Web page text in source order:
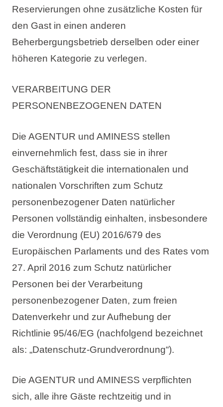
Reservierungen ohne zusätzliche Kosten für
den Gast in einen anderen
Beherbergungsbetrieb derselben oder einer
höheren Kategorie zu verlegen.
VERARBEITUNG DER
PERSONENBEZOGENEN DATEN
Die AGENTUR und AMINESS stellen
einvernehmlich fest, dass sie in ihrer
Geschäftstätigkeit die internationalen und
nationalen Vorschriften zum Schutz
personenbezogener Daten natürlicher
Personen vollständig einhalten, insbesondere
die Verordnung (EU) 2016/679 des
Europäischen Parlaments und des Rates vom
27. April 2016 zum Schutz natürlicher
Personen bei der Verarbeitung
personenbezogener Daten, zum freien
Datenverkehr und zur Aufhebung der
Richtlinie 95/46/EG (nachfolgend bezeichnet
als: „Datenschutz-Grundverordnung“).
Die AGENTUR und AMINESS verpflichten
sich, alle ihre Gäste rechtzeitig und in